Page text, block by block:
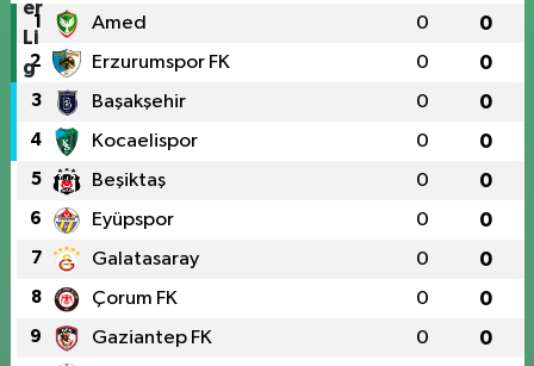
1 Amed 0 0
2 Erzurumspor FK 0 0
3 Başakşehir 0 0
4 Kocaelispor 0 0
5 Beşiktaş 0 0
6 Eyüpspor 0 0
7 Galatasaray 0 0
8 Çorum FK 0 0
9 Gaziantep FK 0 0